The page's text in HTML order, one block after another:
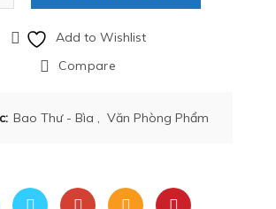
Add to Wishlist
Compare
Bao Thư - Bìa , Văn Phòng Phẩm